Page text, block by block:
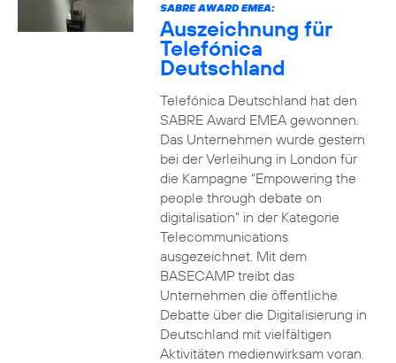
SABRE AWARD EMEA:
Auszeichnung für
Telefónica
Deutschland
Telefónica Deutschland hat den
SABRE Award EMEA gewonnen.
Das Unternehmen wurde gestern
bei der Verleihung in London für
die Kampagne “Empowering the
people through debate on
digitalisation” in der Kategorie
Telecommunications
ausgezeichnet. Mit dem
BASECAMP treibt das
Unternehmen die öffentliche
Debatte über die Digitalisierung in
Deutschland mit vielfältigen
Aktivitäten medienwirksam voran.